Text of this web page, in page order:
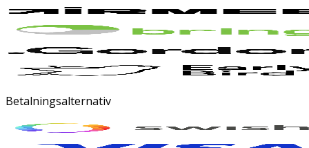
Betalningsalternativ